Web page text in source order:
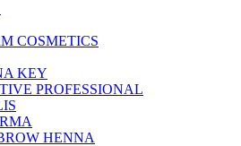
COSMETICS
KEY
PROFESSIONAL
HENNA